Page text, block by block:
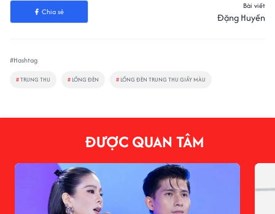
Chia sẻ
Bài viết
Đặng Huyền
#Hashtag
#TRUNG THU # LỒNG ĐÈN # LỒNG ĐÈN TRUNG THU GIẤY MÀU
ĐƯỢC QUAN TÂM